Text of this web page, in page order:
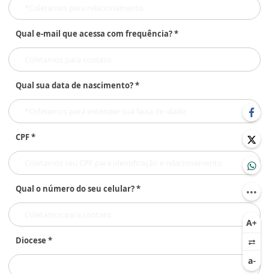
Qual e-mail que acessa com frequência? *
Qual sua data de nascimento? *
CPF *
Qual o número do seu celular? *
Diocese *